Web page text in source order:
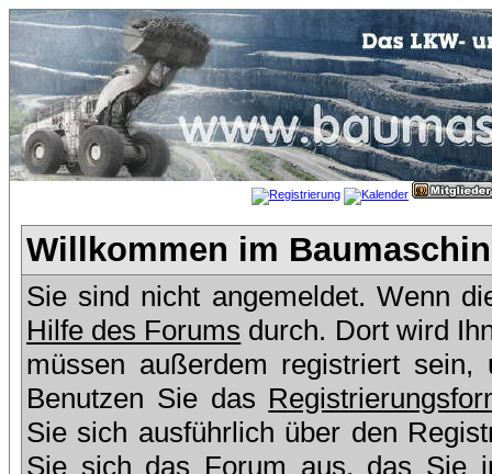
Willkommen im
Sie sind nicht angemeldet. Wenn
Hilfe des Forums durch. Dort wird
müssen außerdem registriert
Benutzen Sie das
Sie sich ausführlich über den
Sie sich das Forum aus, das Sie